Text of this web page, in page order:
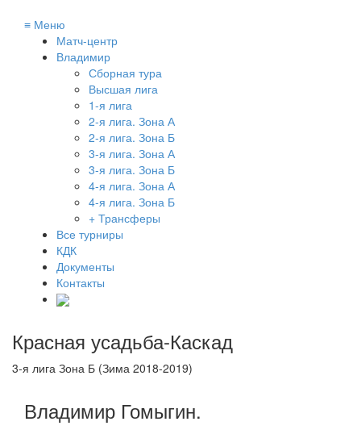
≡ Меню
Матч-центр
Владимир
Сборная тура
Высшая лига
1-я лига
2-я лига. Зона А
2-я лига. Зона Б
3-я лига. Зона А
3-я лига. Зона Б
4-я лига. Зона А
4-я лига. Зона Б
+ Трансферы
Все турниры
КДК
Документы
Контакты
Красная усадьба-Каскад
3-я лига Зона Б (Зима 2018-2019)
Владимир Гомыгин.